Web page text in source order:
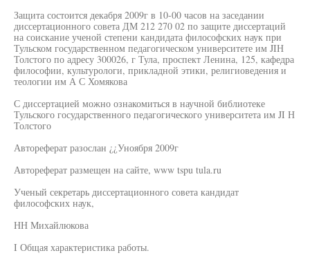
Защита состоится декабря 2009г в 10-00 часов на заседании
диссертационного совета ДМ 212 270 02 по защите диссертаций
на соискание ученой степени кандидата философских наук при
Тульском государственном педагогическом университете им JIН
Толстого по адресу 300026, г Тула, проспект Ленина, 125, кафедра
философии, культурологи, прикладной этики, религиоведения и
теологии им А С Хомякова
С диссертацией можно ознакомиться в научной библиотеке
Тульского государственного педагогического университета им JI Н
Толстого
Автореферат разослан ¿¿Уноября 2009г
Автореферат размещен на сайте, www tspu tula.ru
Ученый секретарь диссертационного совета кандидат
философских наук,
НН Михайлюкова
I Общая характеристика работы.